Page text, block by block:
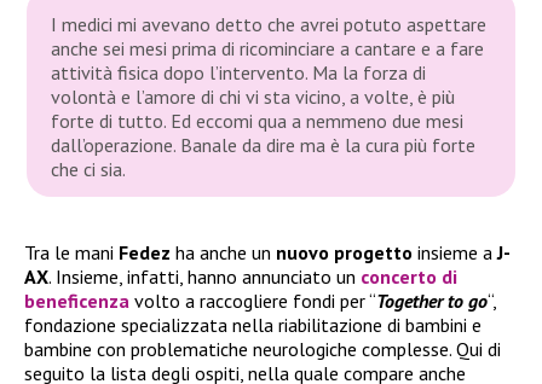
I medici mi avevano detto che avrei potuto aspettare
anche sei mesi prima di ricominciare a cantare e a fare
attività fisica dopo l’intervento. Ma la forza di
volontà e l’amore di chi vi sta vicino, a volte, è più
forte di tutto. Ed eccomi qua a nemmeno due mesi
dall’operazione. Banale da dire ma è la cura più forte
che ci sia.
Tra le mani Fedez ha anche un nuovo progetto insieme aJ-
AX. Insieme, infatti, hanno annunciato un concerto di
beneficenza volto a raccogliere fondi per “Together to go“,
fondazione specializzata nella riabilitazione di bambini e
bambine con problematiche neurologiche complesse. Qui di
seguito la lista degli ospiti, nella quale compare anche